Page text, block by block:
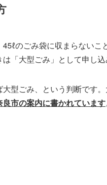
のごみ袋に収まらないこ
「大型ごみ」として申し込
型ごみ、という判断です
市の案内に書かれています